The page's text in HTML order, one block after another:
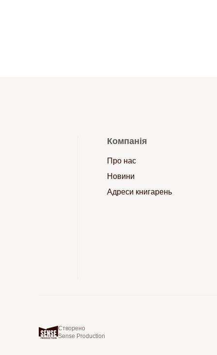
Компанія
Про нас
Новини
Адреси книгарень
Створено
Sense Production